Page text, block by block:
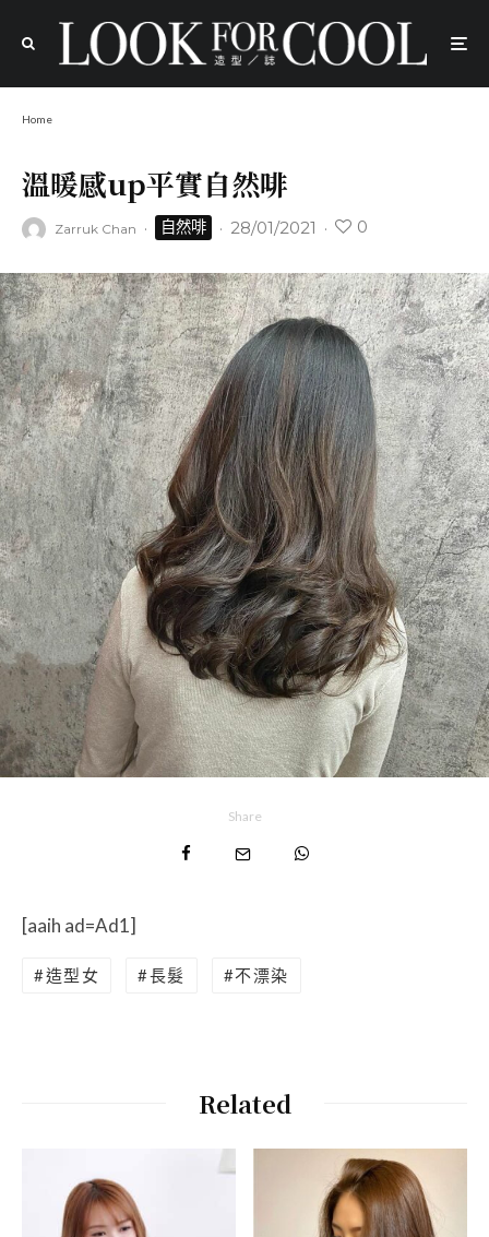
Home
溫暖感up平實自然啡
Zarruk Chan · 自然啡 · 28/01/2021 · 0
Share
[aaih ad=Ad1]
造型女 長髮 不漂染
Related